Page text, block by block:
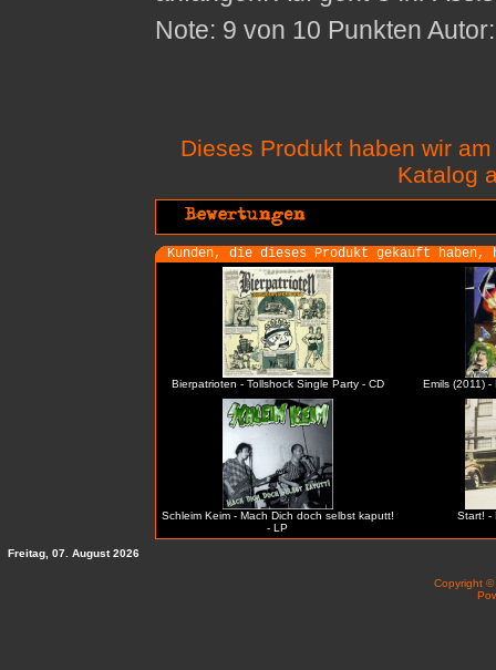
Note: 9 von 10 Punkten
Dieses Produkt haben wir
Katalog
Kunden, die dieses Produkt gekauft haben,
Bierpatrioten - Tollshock Single Party - CD Emils (2011)
Schleim Keim - Mach Dich doch selbst kaputt!
- LP
Start! -
Freitag, 07. August 2026
Copyright